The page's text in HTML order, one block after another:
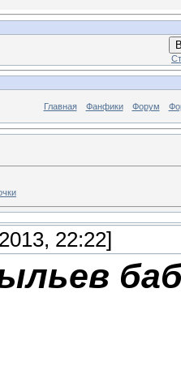
Главная Фанфики Форум
22:22]